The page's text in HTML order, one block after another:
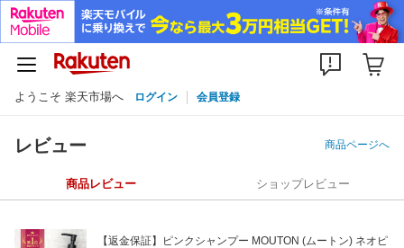
ようこそ 楽天市場へ ログイン 会員登録
レビュー 商品ページへ
商品レビュー ショップレビュー
【返金保証】ピンクシャンプー MOUTON (ムートン) ネオピ